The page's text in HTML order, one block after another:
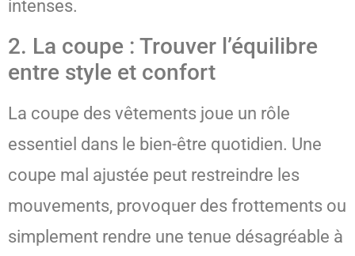
intenses.
2. La coupe : Trouver l’équilibre
entre style et confort
La coupe des vêtements joue un rôle
essentiel dans le bien-être quotidien. Une
coupe mal ajustée peut restreindre les
mouvements, provoquer des frottements ou
simplement rendre une tenue désagréable à